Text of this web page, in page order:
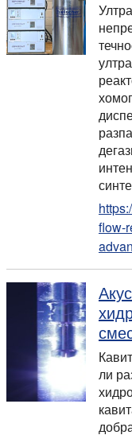
flow-
ли